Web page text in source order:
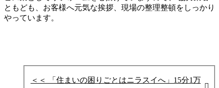
ともども、お客様へ元気な挨拶、現場の整理整頓をしっかり
やっています。
＜＜ 「住まいの困りごとはニラスイへ」15分1万